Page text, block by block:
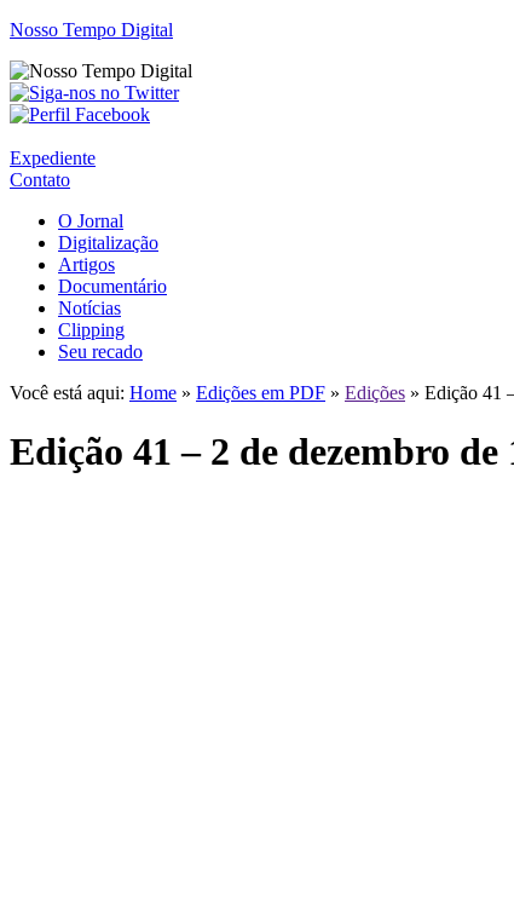
Nosso Tempo Digital
Expediente
Contato
O Jornal
Digitalização
Artigos
Documentário
Notícias
Clipping
Seu recado
Você está aqui: Home » Edições em PDF » Edições » Edição 41
Edição 41 – 2 de dezembro de